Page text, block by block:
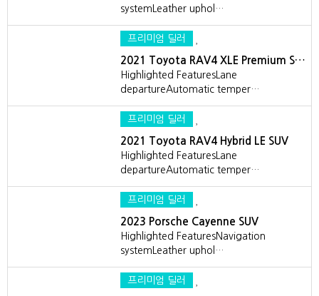
systemLeather uphol…
프리미엄 딜러
2021 Toyota RAV4 XLE Premium S…
Highlighted FeaturesLane
departureAutomatic temper…
프리미엄 딜러
2021 Toyota RAV4 Hybrid LE SUV
Highlighted FeaturesLane
departureAutomatic temper…
프리미엄 딜러
2023 Porsche Cayenne SUV
Highlighted FeaturesNavigation
systemLeather uphol…
프리미엄 딜러